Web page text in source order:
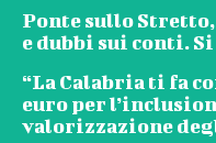
Ponte sullo
e dubbi sui conti.
“La Calabria ti fa
euro per
valorizzazione